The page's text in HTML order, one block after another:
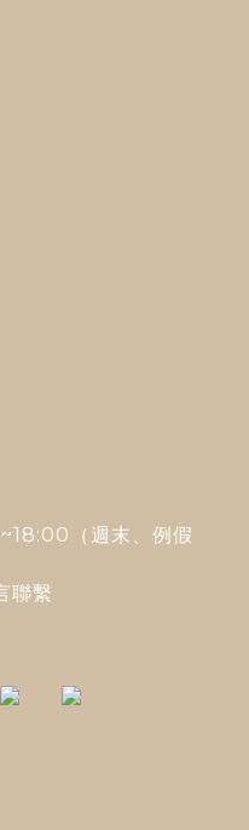
（週末、例假
聯繫